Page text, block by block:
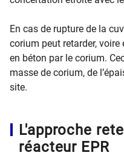
En cas de rupture de la
corium peut retarder,
en béton par le corium.
masse de corium, de
site.
L'approche
réacteur EPR